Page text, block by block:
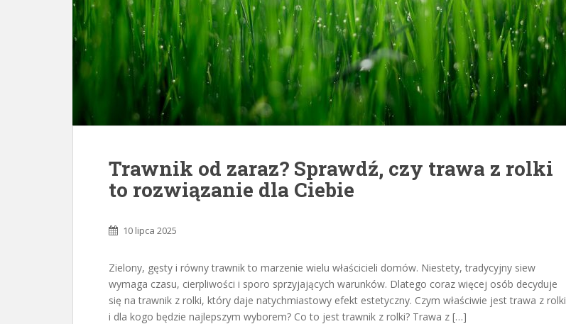
Trawnik od zaraz? Sprawdź, czy trawa z rolki
to rozwiązanie dla Ciebie
10 lipca 2025
Zielony, gęsty i równy trawnik to marzenie wielu właścicieli domów. Niestety, tradycyjny siew
wymaga czasu, cierpliwości i sporo sprzyjających warunków. Dlatego coraz więcej osób decyduje
się na trawnik z rolki, który daje natychmiastowy efekt estetyczny. Czym właściwie jest trawa z rolki
i dla kogo będzie najlepszym wyborem? Co to jest trawnik z rolki? Trawa z […]